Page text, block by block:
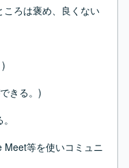
ころは褒め、良くない
きる。)
Meet等を使いコミュニ